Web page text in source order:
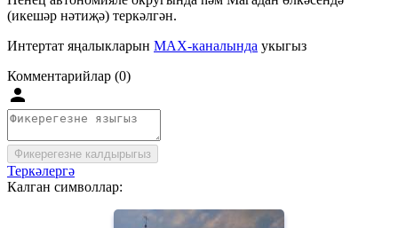
(икешәр нәтиҗә) теркәлгән.
Интертат яңалыкларын MAX-каналында укыгыз
Комментарийлар (0)
Фикерегезне калдырыгыз
Теркәлергә
Калган символлар: